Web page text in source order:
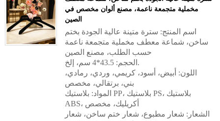
مخملية متجمعة ناعمة، مصنع ألوان مخصص في
الصين
اسم المنتج: سترة متينة عالية الجودة بختم
ساخن، شماعة معطف مخملية متجمعة ناعمة
حسب الطلب، مصنع الصين
الحجم: 43.5*4 سم، إلخ.
اللون: أبيض، أسود، كريمي، وردي، رمادي،
بني، برتقالي، مخصص
المواد: بلاستيك PP، بلاستيك PS، بلاستيك
ABS، أكريليك، مخصص
الشعار: شعار مطبوع، شعار ختم ساخن، شعار